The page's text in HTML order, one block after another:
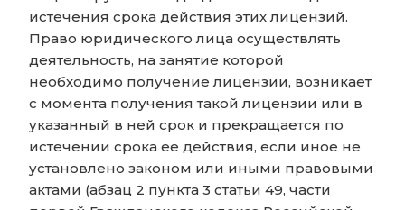
истечения срока действия этих лицензий.
Право юридического лица осуществлять
деятельность, на занятие которой
необходимо получение лицензии, возникает
с момента получения такой лицензии или в
указанный в ней срок и прекращается по
истечении срока ее действия, если иное не
установлено законом или иными правовыми
актами (абзац 2 пункта 3 статьи 49, части